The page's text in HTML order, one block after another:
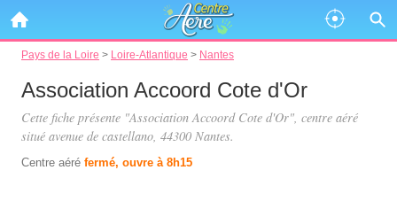
Pays de la Loire > Loire-Atlantique > Nantes
Association Accoord Cote d'Or
Cette fiche présente "Association Accoord Cote d'Or", centre aéré
situé avenue de castellano, 44300 Nantes.
Centre aéré fermé, ouvre à 8h15